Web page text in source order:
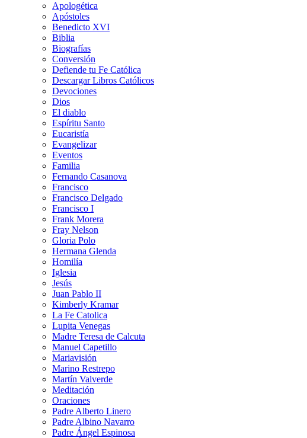
Apologética
Apóstoles
Benedicto XVI
Biblia
Biografías
Conversión
Defiende tu Fe Católica
Descargar Libros Católicos
Devociones
Dios
El diablo
Espíritu Santo
Eucaristía
Evangelizar
Eventos
Familia
Fernando Casanova
Francisco
Francisco Delgado
Francisco I
Frank Morera
Fray Nelson
Gloria Polo
Hermana Glenda
Homilía
Iglesia
Jesús
Juan Pablo II
Kimberly Kramar
La Fe Catolica
Lupita Venegas
Madre Teresa de Calcuta
Manuel Capetillo
Mariavisión
Marino Restrepo
Martín Valverde
Meditación
Oraciones
Padre Alberto Linero
Padre Albino Navarro
Padre Ángel Espinosa